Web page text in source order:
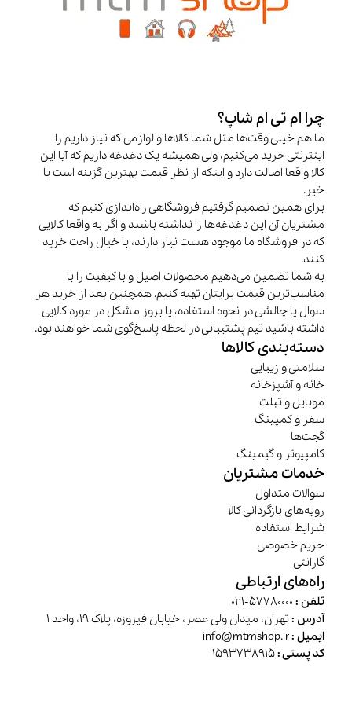
چرا ام تی ام شاپ؟
ما هم خیلی وقت‌ها مثل شما کالاها و لوازمی که نیاز داریم را
اینترنتی خرید می‌کنیم، ولی همیشه یک دغدغه داریم که آیا این
کالا واقعا اصالت دارد و اینکه از نظر قیمت بهترین گزینه است یا
خیر.
برای همین تصمیم گرفتیم فروشگاهی راه‌اندازی کنیم که
مشتریان آن این دغدغه‌ها را نداشته باشند و اگر به واقعا کالایی
که در فروشگاه ما موجود هست نیاز دارند، با خیال راحت خرید
کنند.
به شما تضمین می‌دهیم محصولات اصیل و با کیفیت را با
مناسب‌ترین قیمت برایتان تهیه کنیم. همچنین بعد از خرید هر
سوال یا چالشی در نحوه استفاده، یا بروز مشکل در مورد کالایی
داشته باشید تیم پشتیبانی در لحظه پاسخ‌گوی شما خواهند بود.
دسته‌بندی کالاها
سلامتی و زیبایی
خانه و آشپزخانه
موبایل و تبلت
سفر و کمپینگ
گجت‌ها
کامپیوتر و گیمینگ
خدمات مشتریان
سوالات متداول
رویه‌های بازگردانی کالا
شرایط استفاده
حریم خصوصی
گارانتی
راه‌های ارتباطی
تلفن :
آدرس :تهران، میدان ولی عصر، خیابان فیروزه، پلاک 19، واحد 1
ایمیل :
کد پستی :